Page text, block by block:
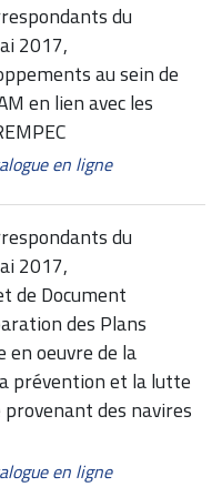
du
2017,
au sein de
en lien avec les
en ligne
du
2017,
de Document
des Plans
en oeuvre de la
prévention et la lutte
des navires
en ligne